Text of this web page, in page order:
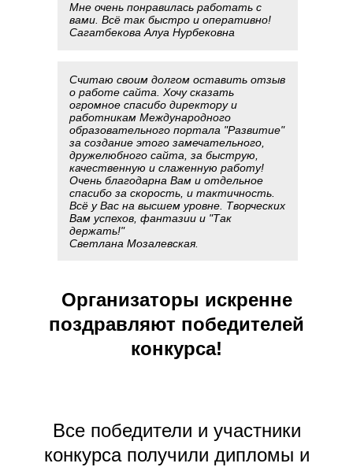
Мне очень понравилась работать с
вами. Всё так быстро и оперативно!
Сагатбекова Алуа Нурбековна
Считаю своим долгом оставить отзыв
о работе сайта. Хочу сказать
огромное спасибо директору и
работникам Международного
образовательного портала "Развитие"
за создание этого замечательного,
дружелюбного сайта, за быструю,
качественную и слаженную работу!
Очень благодарна Вам и отдельное
спасибо за скорость, и тактичность.
Всё у Вас на высшем уровне. Творческих
Вам успехов, фантазии и "Так
держать!"
Светлана Мозалевская.
Организаторы искренне
поздравляют победителей
конкурса!
Все победители и участники
конкурса получили дипломы и